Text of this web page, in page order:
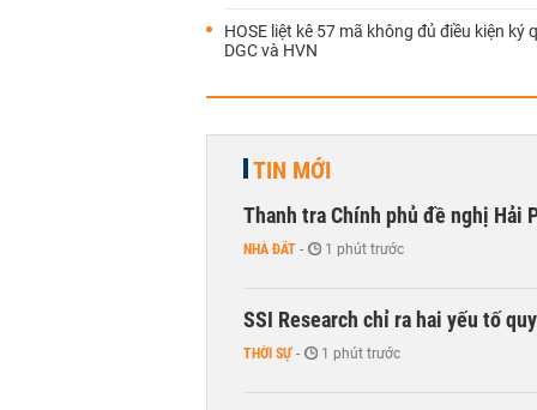
HOSE liệt kê 57 mã không đủ điều kiện ký
DGC và HVN
TIN MỚI
Thanh tra Chính phủ đề nghị Hải
NHÀ ĐẤT - 1 phút trước
SSI Research chỉ ra hai yếu tố
THỜI SỰ - 1 phút trước